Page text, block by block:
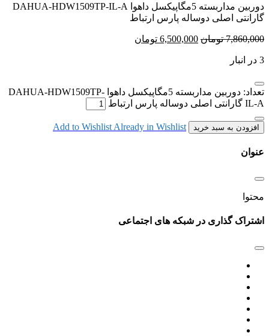
دوربین مداربسته 5مگاپیکسل داهوا DAHUA-HDW1509TP-IL-A
گارانتی اصلی دوساله پارس ارتباط
7,860,000 تومان 6,500,000 تومان
3 در انبار
تعداد: دوربین مداربسته 5مگاپیکسل داهوا DAHUA-HDW1509TP-
IL-A گارانتی اصلی دوساله پارس ارتباط
افزودن به سبد خرید Add to Wishlist Already in Wishlist
عنوان
محتوا
اشتراک گذاری در شبکه های اجتماعی